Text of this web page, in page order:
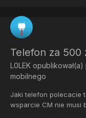
Telefon za 500
L0LEK
mobilnego
Jaki telefon polecacie
wsparcie CM nie musi